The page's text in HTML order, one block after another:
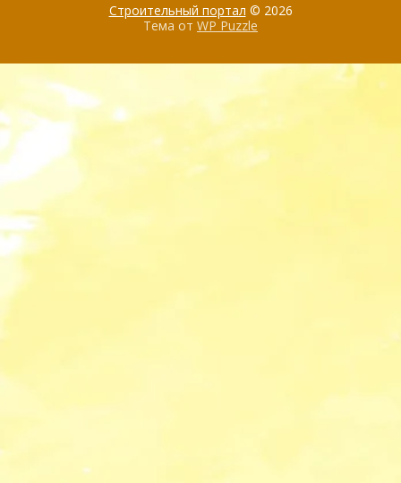
Строительный портал © 2026
Тема от WP Puzzle